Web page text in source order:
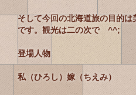
そして今回の北海道旅の目的
です。観光は二の次で ^^;
登場人物
私（ひろし）嫁（ちえみ）